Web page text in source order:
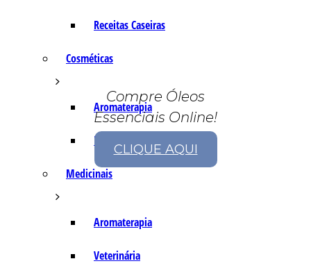
Receitas Caseiras
Cosméticas
Aromaterapia
Fórmulas Caseiras
Medicinais
Aromaterapia
Veterinária
Compre Óleos
Essenciais Online!
CLIQUE AQUI